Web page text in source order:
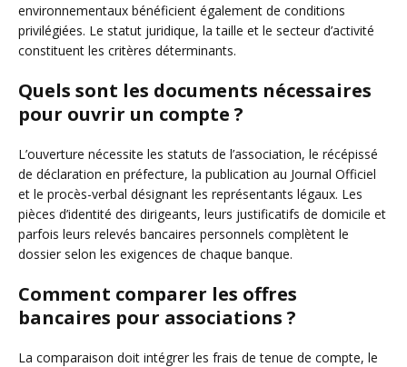
environnementaux bénéficient également de conditions
privilégiées. Le statut juridique, la taille et le secteur d’activité
constituent les critères déterminants.
Quels sont les documents nécessaires
pour ouvrir un compte ?
L’ouverture nécessite les statuts de l’association, le récépissé
de déclaration en préfecture, la publication au Journal Officiel
et le procès-verbal désignant les représentants légaux. Les
pièces d’identité des dirigeants, leurs justificatifs de domicile et
parfois leurs relevés bancaires personnels complètent le
dossier selon les exigences de chaque banque.
Comment comparer les offres
bancaires pour associations ?
La comparaison doit intégrer les frais de tenue de compte, le